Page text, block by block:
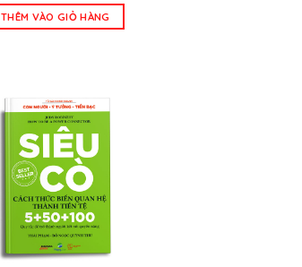
là:
209.000 ₫.là:
THÊM VÀO GIỎ HÀNG